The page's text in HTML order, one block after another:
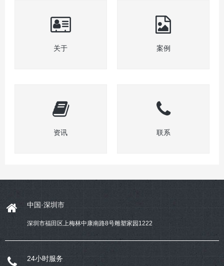
关于 案例
资讯 联系
中国·深圳市
深圳市福田区上梅林中康南路8号雕塑家园1222
24小时服务